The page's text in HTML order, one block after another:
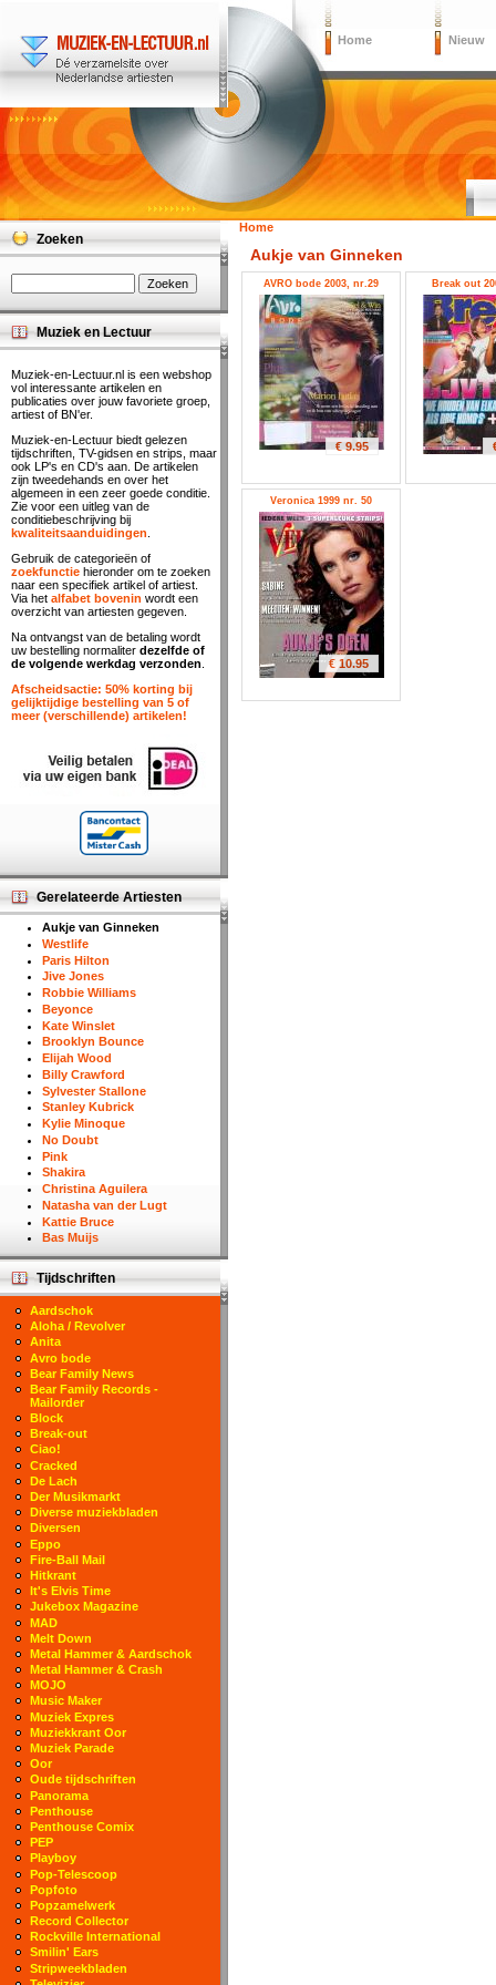
Home Nieuw
Home
Aukje van Ginneken
AVRO bode 2003, nr.29
€ 9.95
Break out
Veronica 1999 nr. 50
€ 10.95
Zoeken
Muziek en Lectuur
Muziek-en-Lectuur.nl is een webshop
vol interessante artikelen en
publicaties over jouw favoriete groep,
artiest of BN'er.
Muziek-en-Lectuur biedt gelezen
tijdschriften, TV-gidsen en strips, maar
ook LP's en CD's aan. De artikelen
zijn tweedehands en over het
algemeen in een zeer goede conditie.
Zie voor een uitleg van de
conditiebeschrijving bij
kwaliteitsaanduidingen
Gebruik de categorieën of
zoekfunctie hieronder om te zoeken
naar een specifiek artikel of artiest.
Via het alfabet bovenin wordt een
overzicht van artiesten gegeven.
Na ontvangst van de betaling wordt
uw bestelling normaliter dezelfde of
de volgende werkdag verzonden
Afscheidsactie: 50% korting bij
gelijktijdige bestelling van 5 of
meer (verschillende) artikelen!
Gerelateerde Artiesten
Aukje van Ginneken
Westlife
Paris Hilton
Jive Jones
Robbie Williams
Beyonce
Kate Winslet
Brooklyn Bounce
Elijah Wood
Billy Crawford
Sylvester Stallone
Stanley Kubrick
Kylie Minoque
No Doubt
Pink
Shakira
Christina Aguilera
Natasha van der Lugt
Kattie Bruce
Bas Muijs
Tijdschriften
Aardschok
Aloha / Revolver
Anita
Avro bode
Bear Family News
Bear Family Records -
Mailorder
Block
Break-out
Ciao!
Cracked
De Lach
Der Musikmarkt
Diverse muziekbladen
Diversen
Eppo
Fire-Ball Mail
Hitkrant
It's Elvis Time
Jukebox Magazine
MAD
Melt Down
Metal Hammer & Aardschok
Metal Hammer & Crash
MOJO
Music Maker
Muziek Expres
Muziekkrant Oor
Muziek Parade
Oor
Oude tijdschriften
Panorama
Penthouse
Penthouse Comix
PEP
Playboy
Pop-Telescoop
Popfoto
Popzamelwerk
Record Collector
Rockville International
Smilin' Ears
Stripweekbladen